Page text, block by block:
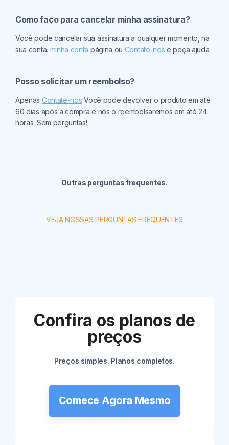
Como faço para cancelar minha assinatura?
Você pode cancelar sua assinatura a qualquer momento, na
sua conta. minha conta página ou Contate-nos e peça ajuda.
Posso solicitar um reembolso?
Apenas Contate-nos Você pode devolver o produto em até
60 dias após a compra e nós o reembolsaremos em até 24
horas. Sem perguntas!
Outras perguntas frequentes.
VEJA NOSSAS PERGUNTAS FREQUENTES
Confira os planos de
preços
Preços simples. Planos completos.
Comece Agora Mesmo